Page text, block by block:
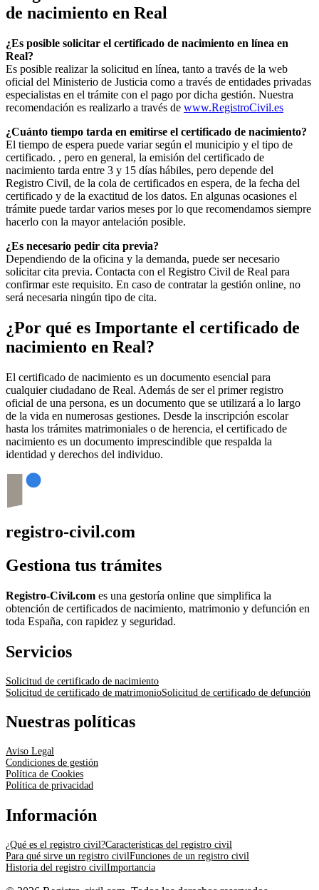
de nacimiento en Real
¿Es posible solicitar el certificado de nacimiento en línea en
Real?
Es posible realizar la solicitud en línea, tanto a través de la web
oficial del Ministerio de Justicia como a través de entidades privadas
especialistas en el trámite con el pago por dicha gestión. Nuestra
recomendación es realizarlo a través de www.RegistroCivil.es
¿Cuánto tiempo tarda en emitirse el certificado de nacimiento?
El tiempo de espera puede variar según el municipio y el tipo de
certificado. , pero en general, la emisión del certificado de
nacimiento tarda entre 3 y 15 días hábiles, pero depende del
Registro Civil, de la cola de certificados en espera, de la fecha del
certificado y de la exactitud de los datos. En algunas ocasiones el
trámite puede tardar varios meses por lo que recomendamos siempre
hacerlo con la mayor antelación posible.
¿Es necesario pedir cita previa?
Dependiendo de la oficina y la demanda, puede ser necesario
solicitar cita previa. Contacta con el Registro Civil de Real para
confirmar este requisito. En caso de contratar la gestión online, no
será necesaria ningún tipo de cita.
¿Por qué es Importante el certificado de
nacimiento en Real ?
El certificado de nacimiento es un documento esencial para
cualquier ciudadano de Real. Además de ser el primer registro
oficial de una persona, es un documento que se utilizará a lo largo
de la vida en numerosas gestiones. Desde la inscripción escolar
hasta los trámites matrimoniales o de herencia, el certificado de
nacimiento es un documento imprescindible que respalda la
identidad y derechos del individuo.
registro-civil.com
Gestiona tus trámites
Registro-Civil.com es una gestoría online que simplifica la
obtención de certificados de nacimiento, matrimonio y defunción en
toda España, con rapidez y seguridad.
Servicios
Solicitud de certificado de nacimiento
Solicitud de certificado de matrimonioSolicitud de certificado de defunción
Nuestras políticas
Aviso Legal
Condiciones de gestión
Política de Cookies
Política de privacidad
Información
¿Qué es el registro civil?Características del registro civil
Para qué sirve un registro civilFunciones de un registro civil
Historia del registro civilImportancia